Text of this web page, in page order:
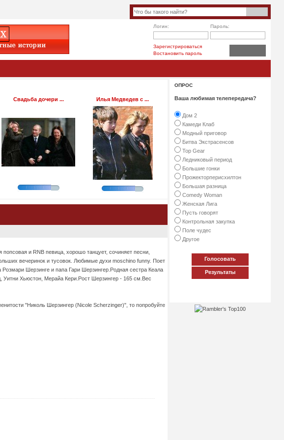
Логин: Пароль:
Зарегистрироваться
Востановить пароль
Свадьба дочери ... Илья Медведев с ...
и RNB певица, хорошо танцует, сочиняет песни,
вечеринок и тусовок. Любимые духи moschino funny. Поет
Шерзинге и папа Гари Шерзингер.Родная сестра Кеала
Уитни Хьюстон, Мерайа Кери.Рост Шерзингер - 165 см.Вес
"Николь Шерзингер (Nicole Scherzinger)", то попробуйте
ОПРОС
Ваша любимая телепередача?
Дом 2
Камеди Клаб
Модный приговор
Битва Экстрасенсов
Top Gear
Ледниковый период
Большие гонки
Прожекторперисхилтон
Большая разница
Comedy Woman
Женская Лига
Пусть говорят
Контрольная закупка
Поле чудес
Другое
Голосовать
Результаты